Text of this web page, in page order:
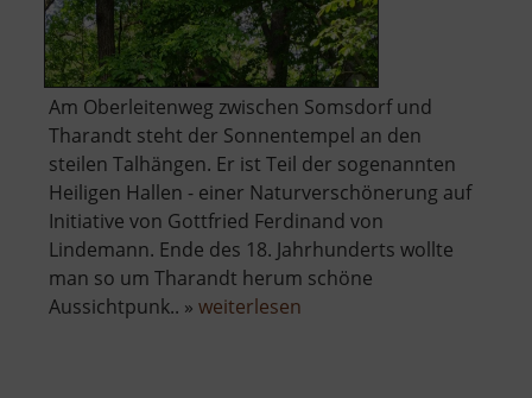
Am Oberleitenweg zwischen Somsdorf und
Tharandt steht der Sonnentempel an den
steilen Talhängen. Er ist Teil der sogenannten
Heiligen Hallen - einer Naturverschönerung auf
Initiative von Gottfried Ferdinand von
Lindemann. Ende des 18. Jahrhunderts wollte
man so um Tharandt herum schöne
Aussichtpunk.. » weiterlesen